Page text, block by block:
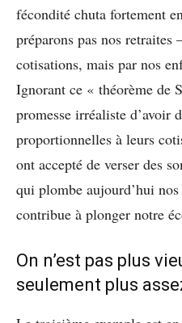
fécondité chuta fortement
préparons pas nos
cotisations, mais par nos
Ignorant ce « théorème de
promesse irréaliste d’avoir
proportionnelles à leurs
ont accepté de verser des
qui plombe aujourd’hui
contribue à plonger notre
On n’est pas plus
seulement plus